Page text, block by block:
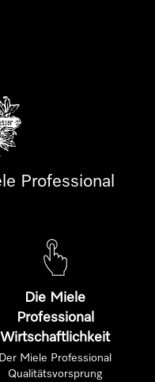
Professional
Die Miele
Professional
Wirtschaftlichkeit
Der Miele Professional
Qualitätsvorsprung